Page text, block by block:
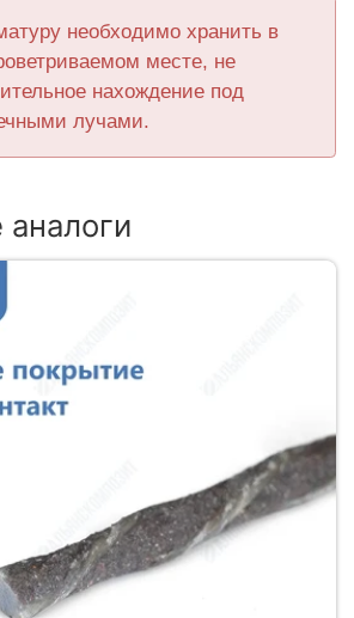
необходимо хранить в
месте, не
нахождение под
лучами.